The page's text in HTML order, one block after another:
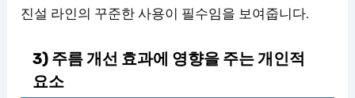
진설 라인의 꾸준한 사용이 필수임을 보여줍니다.
3) 주름 개선 효과에 영향을 주는 개인적
요소